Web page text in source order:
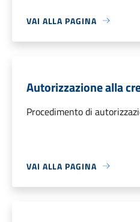
VAI ALLA PAGINA
Autorizzazione alla
Procedimento di
VAI ALLA PAGINA